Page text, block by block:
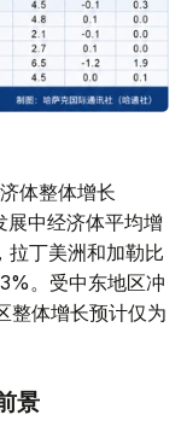
体整体增长
中经济体平均增
丁美洲和加勒比
。受中东地区冲
整体增长预计仅为
景